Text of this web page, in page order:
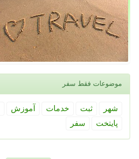
موضوعات فقط سفر
شهر ثبت خدمات آموزش
پایتخت
سفر